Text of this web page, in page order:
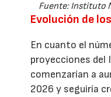
Fuente: Instituto
Evolución de
En cuanto el
proyecciones del
comenzarían a
2026 y seguiría